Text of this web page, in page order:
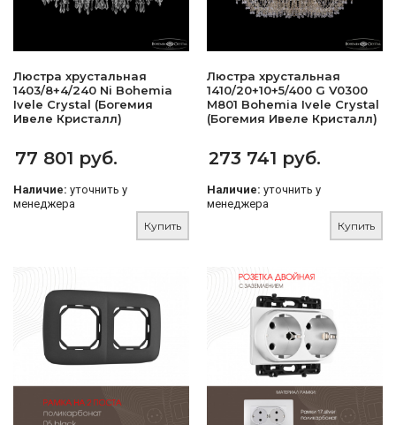
Люстра хрустальная
1403/8+4/240 Ni Bohemia
Ivele Crystal (Богемия
Ивеле Кристалл)
77 801 руб.
Наличие: уточнить у
менеджера
Купить
Люстра хрустальная
1410/20+10+5/400 G V0300
M801 Bohemia Ivele Crystal
(Богемия Ивеле Кристалл)
273 741 руб.
Наличие: уточнить у
менеджера
Купить